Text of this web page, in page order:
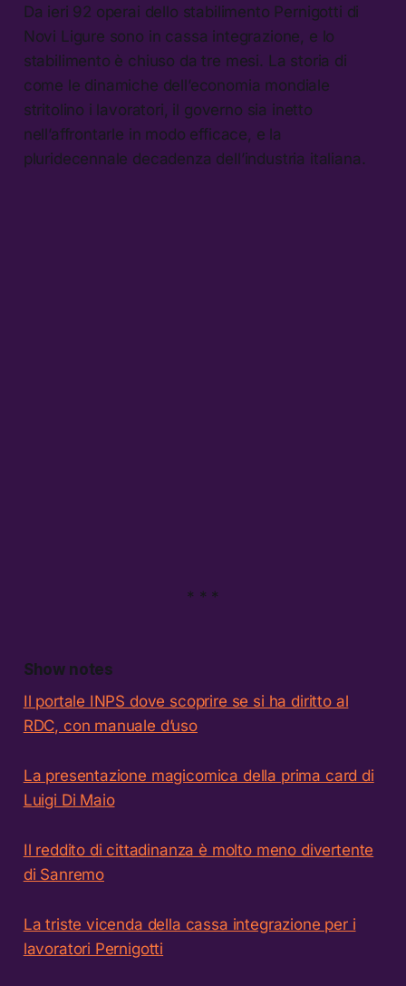
Da ieri 92 operai dello stabilimento Pernigotti di
Novi Ligure sono in cassa integrazione, e lo
stabilimento è chiuso da tre mesi. La storia di
come le dinamiche dell’economia mondiale
stritolino i lavoratori, il governo sia inetto
nell’affrontarle in modo efficace, e la
pluridecennale decadenza dell’industria italiana.
* * *
Show notes
Il portale INPS dove scoprire se si ha diritto al
RDC, con manuale d’uso
La presentazione magicomica della prima card di
Luigi Di Maio
Il reddito di cittadinanza è molto meno divertente
di Sanremo
La triste vicenda della cassa integrazione per i
lavoratori Pernigotti